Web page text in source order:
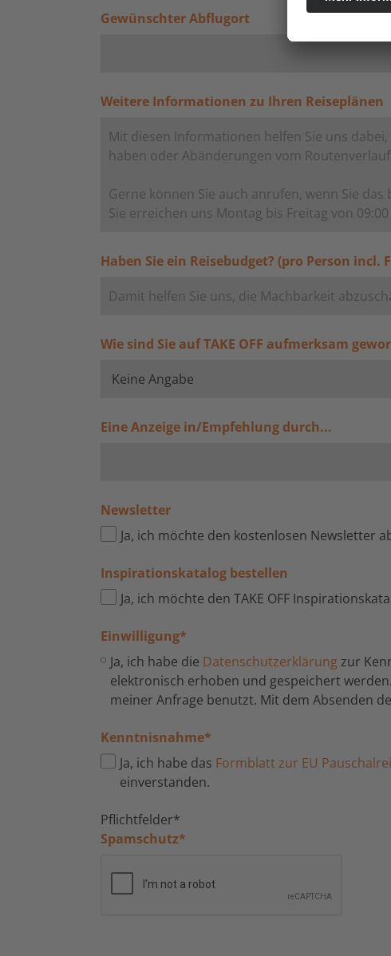
Gewünschter Abflugort
Weitere Informationen zu Ihren Reiseplänen
Haben Sie ein Reisebudget? (pro Person incl.
Wie sind Sie auf TAKE OFF aufmerksam
Eine Anzeige in/Empfehlung durch...
Newsletter
Ja, ich möchte den kostenlosen Newsletter
Inspirationskatalog bestellen
Ja, ich möchte den TAKE OFF
Einwilligung*
Ja, ich habe die Datenschutzerklärungzur
elektronisch erhoben und gespeichert
meiner Anfrage benutzt. Mit dem Absenden
Kenntnisnahme*
Ja, ich habe das Formblatt zur EU
einverstanden.
Pflichtfelder*
Spamschutz*